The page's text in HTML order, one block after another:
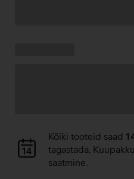
Andmete
laadimine
Kõiki tooteid saad
tagastada.
saatmine.